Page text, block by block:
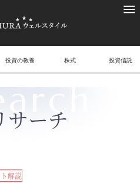
投資の教養 株式 投資信託
サーチ
解説